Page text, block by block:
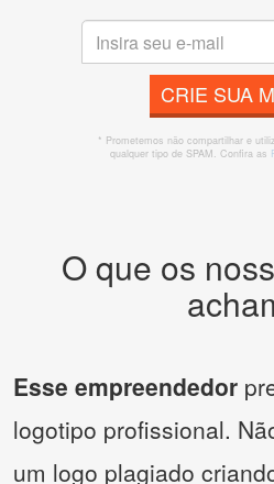
CRIE SUA
* Prometemos não compartilhar e
qualquer tipo de SPAM. Confira as
O que os
Esse empreendedor
logotipo profissional.
um logo plagiado